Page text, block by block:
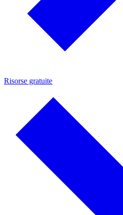
Risorse gratuite